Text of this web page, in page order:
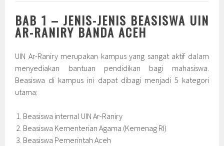
BAB 1 – JENIS-JENIS BEASISWA UIN
AR-RANIRY BANDA ACEH
UIN Ar-Raniry merupakan kampus yang sangat aktif dalam
menyediakan bantuan pendidikan bagi mahasiswa.
Beasiswa di kampus ini dapat dibagi menjadi 5 kategori
utama:
Beasiswa internal UIN Ar-Raniry
Beasiswa Kementerian Agama (Kemenag RI)
Beasiswa Pemerintah Aceh